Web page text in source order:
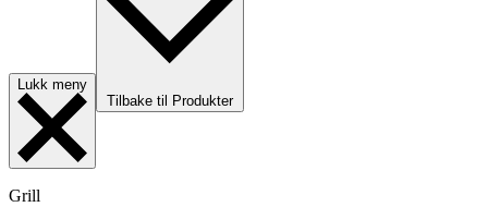
Lukk meny
Tilbake til Produkter
Grill